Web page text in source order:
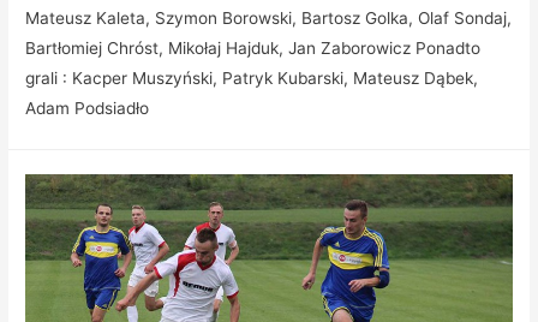
Mateusz Kaleta, Szymon Borowski, Bartosz Golka, Olaf Sondaj,
Bartłomiej Chróst, Mikołaj Hajduk, Jan Zaborowicz Ponadto
grali : Kacper Muszyński, Patryk Kubarski, Mateusz Dąbek,
Adam Podsiadło